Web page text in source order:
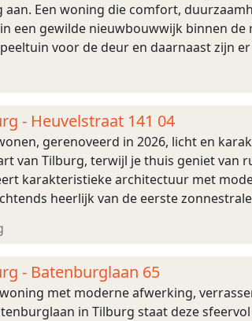
Een woning die comfort,
een gewilde nieuwbouwwijk binnen
voor de deur en daarnaast zijn
- Heuvelstraat 141 04
gerenoveerd in 2026, licht en
van Tilburg, terwijl je thuis geniet
karakteristieke architectuur met
heerlijk van de eerste
- Batenburglaan 65
met moderne afwerking,
in Tilburg staat deze